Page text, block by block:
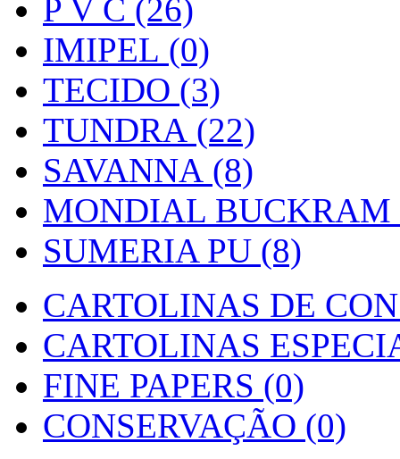
P V C (26)
IMIPEL (0)
TECIDO (3)
TUNDRA (22)
SAVANNA (8)
MONDIAL BUCKRAM
SUMERIA PU (8)
CARTOLINAS DE
CARTOLINAS
FINE PAPERS (0)
CONSERVAÇÃO (0)